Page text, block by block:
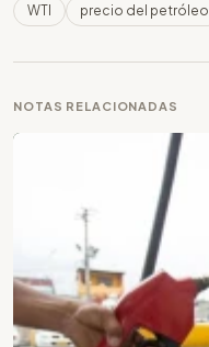
WTI precio del petróleo
NOTAS RELACIONADAS